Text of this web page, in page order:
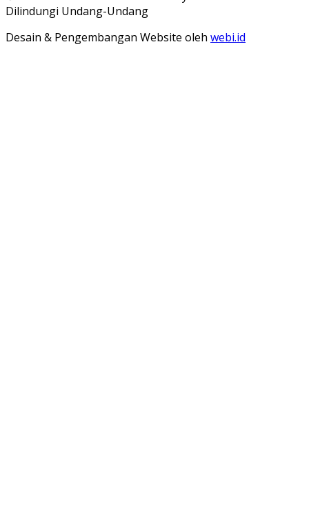
Dilindungi Undang-Undang
Desain & Pengembangan Website oleh webi.id